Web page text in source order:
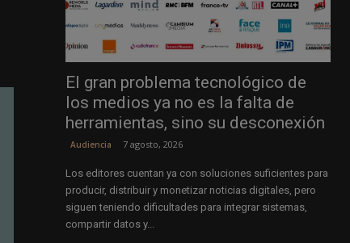
El gran problema tecnológico de
los medios ya no es la falta de
herramientas, sino su desconexión
Audiencia 7 agosto, 2026
Los editores cuentan ya con soluciones suficientes para
producir, distribuir y monetizar noticias digitales, pero
siguen teniendo dificultades para integrar sistemas,
compartir datos y...